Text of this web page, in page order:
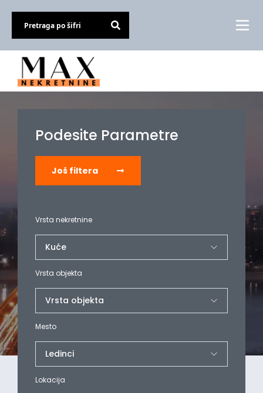
Podesite Parametre
Još filtera
Vrsta nekretnine
Vrsta objekta
Mesto
Lokacija